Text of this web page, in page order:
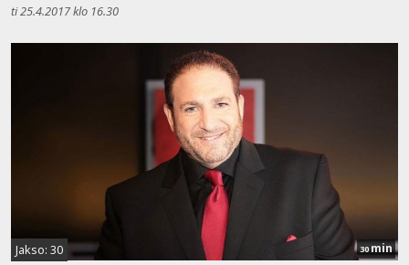
ti 25.4.2017 klo 16.30
Jakso: 30 30min